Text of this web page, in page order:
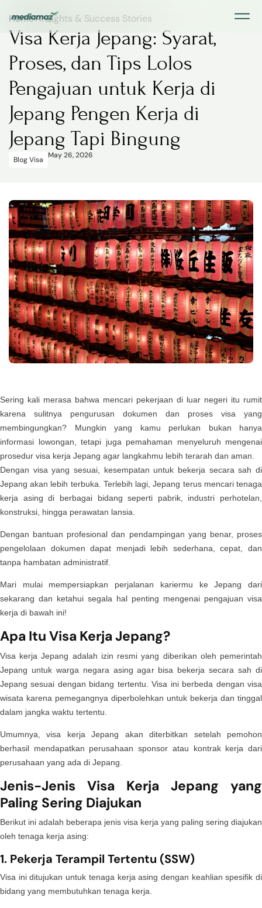
Home>Insights & Success Stories
Visa Kerja Jepang: Syarat,
Proses, dan Tips Lolos
Pengajuan untuk Kerja di
Jepang Pengen Kerja di
Jepang Tapi Bingung
Blog Visa May 26, 2026
Sering kali merasa bahwa mencari pekerjaan di luar negeri itu rumit
karena sulitnya pengurusan dokumen dan proses visa yang
membingungkan? Mungkin yang kamu perlukan bukan hanya
informasi lowongan, tetapi juga pemahaman menyeluruh mengenai
prosedur visa kerja Jepang agar langkahmu lebih terarah dan aman.
Dengan visa yang sesuai, kesempatan untuk bekerja secara sah di
Jepang akan lebih terbuka. Terlebih lagi, Jepang terus mencari tenaga
kerja asing di berbagai bidang seperti pabrik, industri perhotelan,
konstruksi, hingga perawatan lansia.
Dengan bantuan profesional dan pendampingan yang benar, proses
pengelolaan dokumen dapat menjadi lebih sederhana, cepat, dan
tanpa hambatan administratif.
Mari mulai mempersiapkan perjalanan kariermu ke Jepang dari
sekarang dan ketahui segala hal penting mengenai pengajuan visa
kerja di bawah ini!
Apa Itu Visa Kerja Jepang?
Visa kerja Jepang adalah izin resmi yang diberikan oleh pemerintah
Jepang untuk warga negara asing agar bisa bekerja secara sah di
Jepang sesuai dengan bidang tertentu. Visa ini berbeda dengan visa
wisata karena pemegangnya diperbolehkan untuk bekerja dan tinggal
dalam jangka waktu tertentu.
Umumnya, visa kerja Jepang akan diterbitkan setelah pemohon
berhasil mendapatkan perusahaan sponsor atau kontrak kerja dari
perusahaan yang ada di Jepang.
Jenis-Jenis Visa Kerja Jepang yang
Paling Sering Diajukan
Berikut ini adalah beberapa jenis visa kerja yang paling sering diajukan
oleh tenaga kerja asing:
1. Pekerja Terampil Tertentu (SSW)
Visa ini ditujukan untuk tenaga kerja asing dengan keahlian spesifik di
bidang yang membutuhkan tenaga kerja.